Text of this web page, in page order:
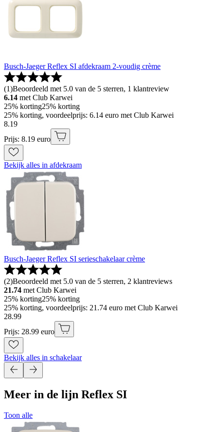
Busch-Jaeger Reflex SI afdekraam 2-voudig crème
(1)Beoordeeld met 5.0 van de 5 sterren, 1 klantreview
6.14 met Club Karwei
25% korting25% korting
25% korting, voordeelprijs: 6.14 euro met Club Karwei
8.19
Prijs: 8.19 euro
Bekijk alles in afdekraam
Busch-Jaeger Reflex SI serieschakelaar crème
(2)Beoordeeld met 5.0 van de 5 sterren, 2 klantreviews
21.74 met Club Karwei
25% korting25% korting
25% korting, voordeelprijs: 21.74 euro met Club Karwei
28.99
Prijs: 28.99 euro
Bekijk alles in schakelaar
Meer in de lijn Reflex SI
Toon alle